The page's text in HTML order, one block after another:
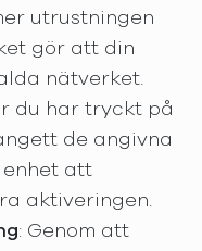
utrustningen
gör att din
nätverket.
du har tryckt på
de angivna
enhet att
aktiveringen.
: Genom att